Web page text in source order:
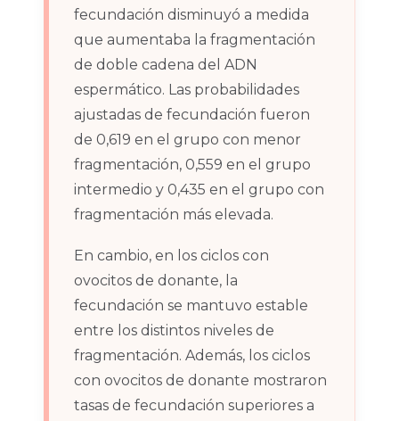
fecundación disminuyó a medida
que aumentaba la fragmentación
de doble cadena del ADN
espermático. Las probabilidades
ajustadas de fecundación fueron
de 0,619 en el grupo con menor
fragmentación, 0,559 en el grupo
intermedio y 0,435 en el grupo con
fragmentación más elevada.
En cambio, en los ciclos con
ovocitos de donante, la
fecundación se mantuvo estable
entre los distintos niveles de
fragmentación. Además, los ciclos
con ovocitos de donante mostraron
tasas de fecundación superiores a